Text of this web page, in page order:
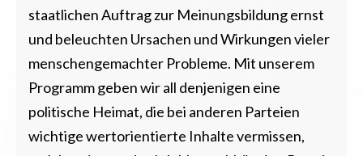
staatlichen Auftrag zur Meinungsbildung ernst
und beleuchten Ursachen und Wirkungen vieler
menschengemachter Probleme. Mit unserem
Programm geben wir all denjenigen eine
politische Heimat, die bei anderen Parteien
wichtige wertorientierte Inhalte vermissen,